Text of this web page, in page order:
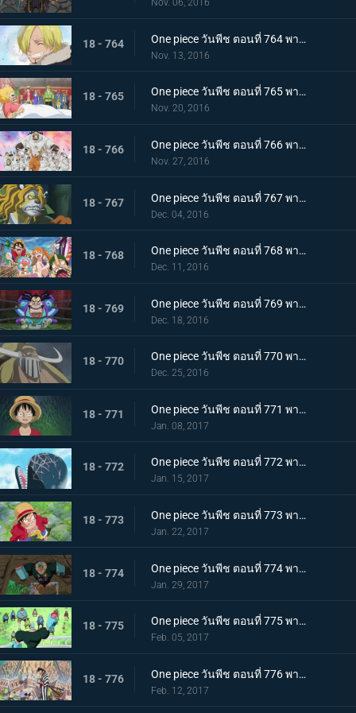
Nov. 06, 2016
18 - 764 One piece วันพีช ตอนที่ 764 พากย์ไทย ถึงพวกเพื่อนๆ จดหมายอำลาของซันจิ
Nov. 13, 2016
18 - 765 One piece วันพีช ตอนที่ 765 พากย์ไทย ไปหานายท่านเนโกมามูชิกันเถอะ
Nov. 20, 2016
18 - 766 One piece วันพีช ตอนที่ 766 พากย์ไทย ลูฟี่ตัดสินใจ การถอนตัวของซันจิ
Nov. 27, 2016
18 - 767 One piece วันพีช ตอนที่ 767 พากย์ไทย สถานการณ์ตึงเครียด สุนัขกับแมว และซามูไร
Dec. 04, 2016
18 - 768 One piece วันพีช ตอนที่ 768 พากย์ไทย คนที่สาม! นินจาไรโซแห่งหมอกปรากฏตัว
Dec. 11, 2016
18 - 769 One piece วันพีช ตอนที่ 769 พากย์ไทย หินสีแดง สิ่งที่นำทางไปสู่วันพีซ
Dec. 18, 2016
18 - 770 One piece วันพีช ตอนที่ 770 พากย์ไทย ความลับของวะโนะคุนิ ตระกูลโคสึกิกับโพเนกลิฟ
Dec. 25, 2016
18 - 771 One piece วันพีช ตอนที่ 771 พากย์ไทย คำสาบานของลูกผู้ชาย! ลูฟี่และโคซุกิโมโมโนซุเกะ!
Jan. 08, 2017
18 - 772 One piece วันพีช ตอนที่ 772 พากย์ไทย การเดินทางในตำนาน แมวกับหมาและราชาโจรสลัด
Jan. 15, 2017
18 - 773 One piece วันพีช ตอนที่ 773 พากย์ไทย ฝันร้ายอีกครั้ง การโจมตีที่ดุเดือดของแจ็คผู้ทรหด
Jan. 22, 2017
18 - 774 One piece วันพีช ตอนที่ 774 พากย์ไทย ศึกปกป้องโซ ลูฟี่กับสุนีชา
Jan. 29, 2017
18 - 775 One piece วันพีช ตอนที่ 775 พากย์ไทย ช่วยสุนีชา ปฏิบัติการช่วยเหลือของกลุ่มหมวกฟาง
Feb. 05, 2017
18 - 776 One piece วันพีช ตอนที่ 776 พากย์ไทย อำลาและลงจากช้าง การเดินทางเพื่อพาซันจิกลับมา
Feb. 12, 2017